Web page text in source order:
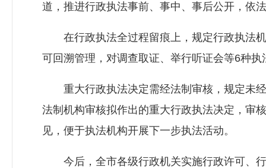
道，推进行政执法事前、事中、事后公开，依
在行政执法全过程留痕上，规定行政执法机
可回溯管理，对调查取证、举行听证会等6种
重大行政执法决定需经法制审核，规定未经
法制机构审核拟作出的重大行政执法决定，审
见，便于执法机构开展下一步执法活动。
今后，全市各级行政机关实施行政许可、行